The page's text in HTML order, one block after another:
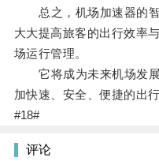
总之，机场加速器的智
大大提高旅客的出行效率
场运行管理。
它将成为未来机场发展
加快速、安全、便捷的出行
#18#
评论